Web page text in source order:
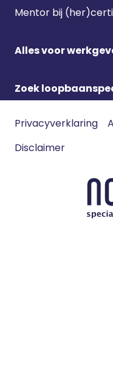
Mentor bij
Alles voor
Zoek
Footer
navigatie
Privacyverklaring
Disclaimer